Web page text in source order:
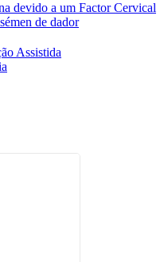
devido a um Factor Cervical
Assistida